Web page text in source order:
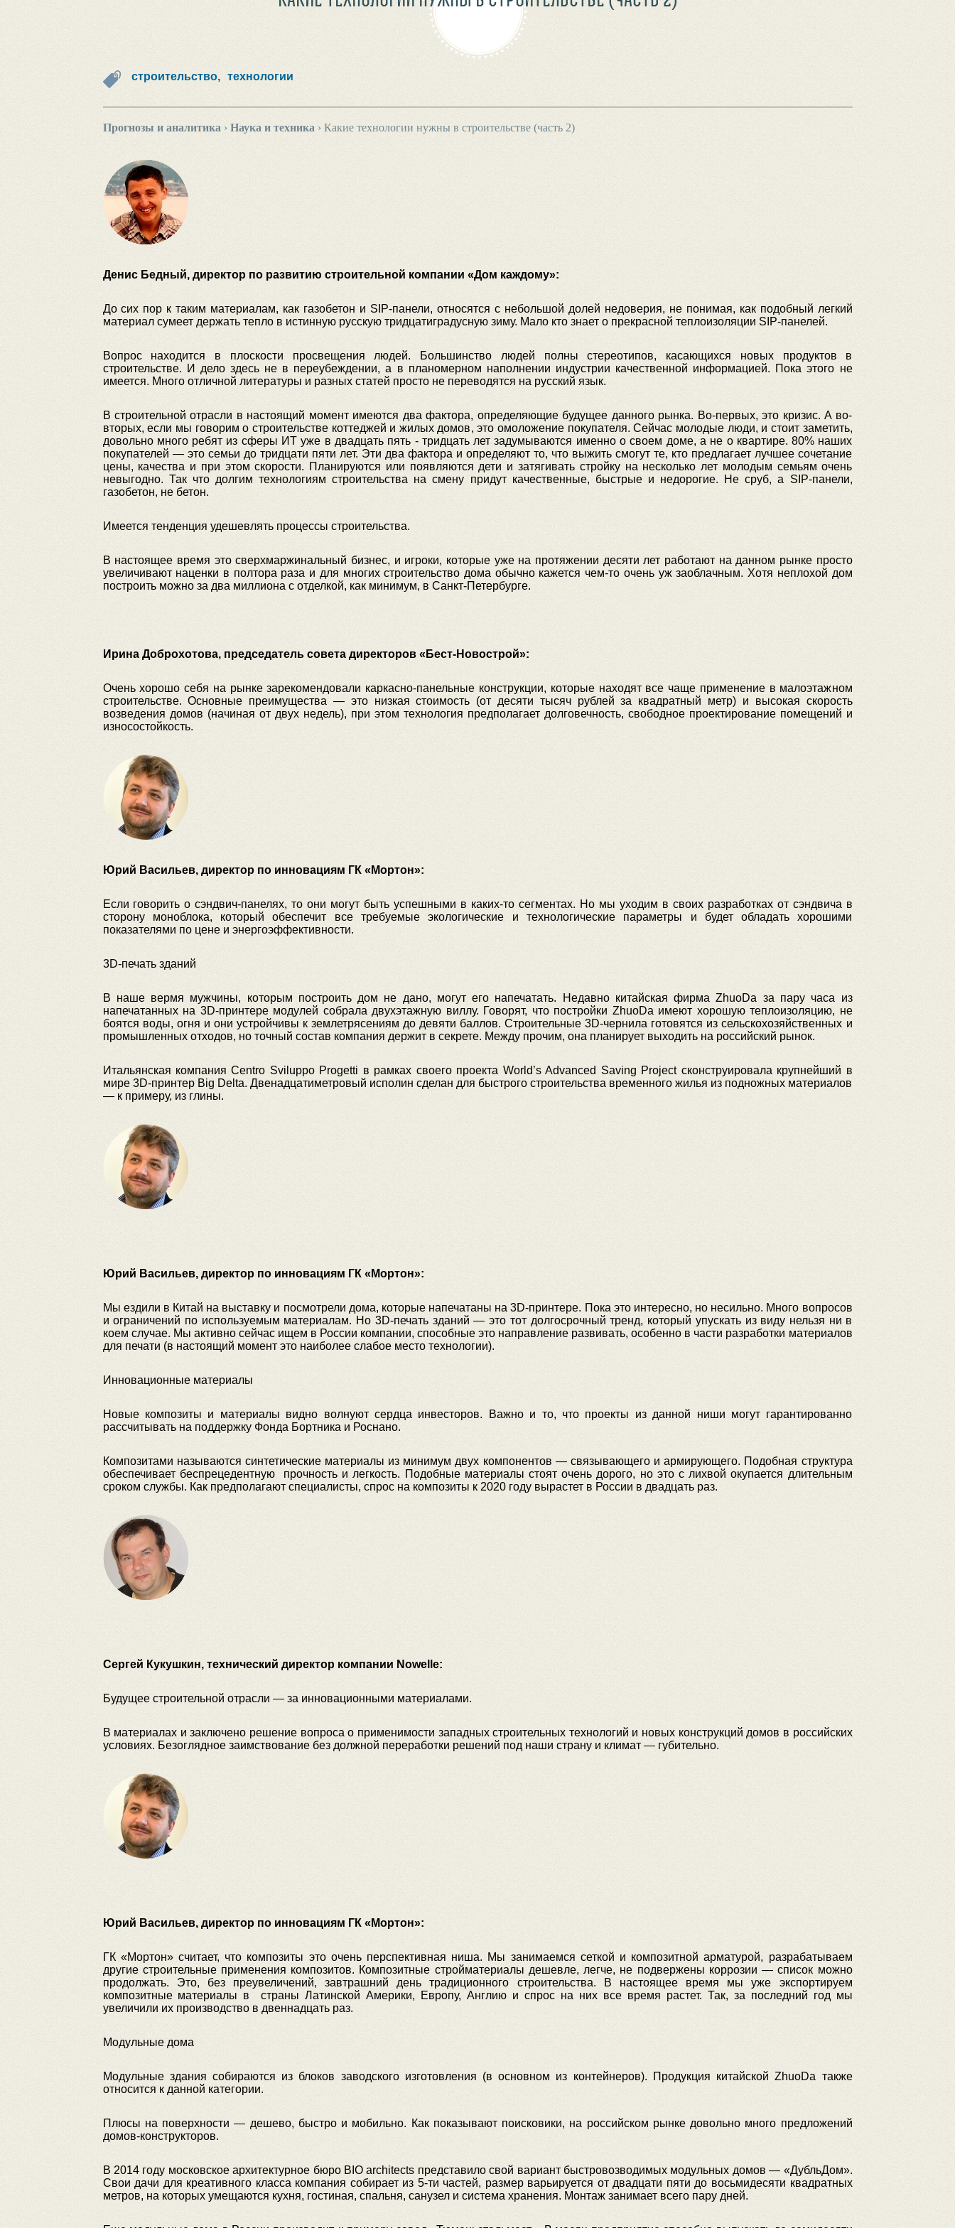
строительство, технологии
Прогнозы и аналитика › Наука и техника › Какие технологии нужны в строительстве (часть 2)
Денис Бедный, директор по развитию строительной компании «Дом каждому»:
До сих пор к таким материалам, как газобетон и SIP-панели, относятся с небольшой долей недоверия, не понимая, как подобный легкий
материал сумеет держать тепло в истинную русскую тридцатиградусную зиму. Мало кто знает о прекрасной теплоизоляции SIP-панелей.
Вопрос находится в плоскости просвещения людей. Большинство людей полны стереотипов, касающихся новых продуктов в
строительстве. И дело здесь не в переубеждении, а в планомерном наполнении индустрии качественной информацией. Пока этого не
имеется. Много отличной литературы и разных статей просто не переводятся на русский язык.
В строительной отрасли в настоящий момент имеются два фактора, определяющие будущее данного рынка. Во-первых, это кризис. А во-
вторых, если мы говорим о строительстве коттеджей и жилых домов, это омоложение покупателя. Сейчас молодые люди, и стоит заметить,
довольно много ребят из сферы ИТ уже в двадцать пять - тридцать лет задумываются именно о своем доме, а не о квартире. 80% наших
покупателей — это семьи до тридцати пяти лет. Эти два фактора и определяют то, что выжить смогут те, кто предлагает лучшее сочетание
цены, качества и при этом скорости. Планируются или появляются дети и затягивать стройку на несколько лет молодым семьям очень
невыгодно. Так что долгим технологиям строительства на смену придут качественные, быстрые и недорогие. Не сруб, а SIP-панели,
газобетон, не бетон.
Имеется тенденция удешевлять процессы строительства.
В настоящее время это сверхмаржинальный бизнес, и игроки, которые уже на протяжении десяти лет работают на данном рынке просто
увеличивают наценки в полтора раза и для многих строительство дома обычно кажется чем-то очень уж заоблачным. Хотя неплохой дом
построить можно за два миллиона с отделкой, как минимум, в Санкт-Петербурге.
Ирина Доброхотова, председатель совета директоров «Бест-Новострой»:
Очень хорошо себя на рынке зарекомендовали каркасно-панельные конструкции, которые находят все чаще применение в малоэтажном
строительстве. Основные преимущества — это низкая стоимость (от десяти тысяч рублей за квадратный метр) и высокая скорость
возведения домов (начиная от двух недель), при этом технология предполагает долговечность, свободное проектирование помещений и
износостойкость.
Юрий Васильев, директор по инновациям ГК «Мортон»:
Если говорить о сэндвич-панелях, то они могут быть успешными в каких-то сегментах. Но мы уходим в своих разработках от сэндвича в
сторону моноблока, который обеспечит все требуемые экологические и технологические параметры и будет обладать хорошими
показателями по цене и энергоэффективности.
3D-печать зданий
В наше вермя мужчины, которым построить дом не дано, могут его напечатать. Недавно китайская фирма ZhuoDa за пару часа из
напечатанных на 3D-принтере модулей собрала двухэтажную виллу. Говорят, что постройки ZhuoDa имеют хорошую теплоизоляцию, не
боятся воды, огня и они устройчивы к землетрясениям до девяти баллов. Строительные 3D-чернила готовятся из сельскохозяйственных и
промышленных отходов, но точный состав компания держит в секрете. Между прочим, она планирует выходить на российский рынок.
Итальянская компания Centro Sviluppo Progetti в рамках своего проекта World’s Advanced Saving Project сконструировала крупнейший в
мире 3D-принтер Big Delta. Двенадцатиметровый исполин сделан для быстрого строительства временного жилья из подножных материалов
— к примеру, из глины.
Юрий Васильев, директор по инновациям ГК «Мортон»:
Мы ездили в Китай на выставку и посмотрели дома, которые напечатаны на 3D-принтере. Пока это интересно, но несильно. Много вопросов
и ограничений по используемым материалам. Но 3D-печать зданий — это тот долгосрочный тренд, который упускать из виду нельзя ни в
коем случае. Мы активно сейчас ищем в России компании, способные это направление развивать, особенно в части разработки материалов
для печати (в настоящий момент это наиболее слабое место технологии).
Инновационные материалы
Новые композиты и материалы видно волнуют сердца инвесторов. Важно и то, что проекты из данной ниши могут гарантированно
рассчитывать на поддержку Фонда Бортника и Роснано.
Композитами называются синтетические материалы из минимум двух компонентов — связывающего и армирующего. Подобная структура
обеспечивает беспрецедентную прочность и легкость. Подобные материалы стоят очень дорого, но это с лихвой окупается длительным
сроком службы. Как предполагают специалисты, спрос на композиты к 2020 году вырастет в России в двадцать раз.
Сергей Кукушкин, технический директор компании Nowelle:
Будущее строительной отрасли — за инновационными материалами.
В материалах и заключено решение вопроса о применимости западных строительных технологий и новых конструкций домов в российских
условиях. Безоглядное заимствование без должной переработки решений под наши страну и климат — губительно.
Юрий Васильев, директор по инновациям ГК «Мортон»:
ГК «Мортон» считает, что композиты это очень перспективная ниша. Мы занимаемся сеткой и композитной арматурой, разрабатываем
другие строительные применения композитов. Композитные стройматериалы дешевле, легче, не подвержены коррозии — список можно
продолжать. Это, без преувеличений, завтрашний день традиционного строительства. В настоящее время мы уже экспортируем
композитные материалы в страны Латинской Америки, Европу, Англию и спрос на них все время растет. Так, за последний год мы
увеличили их производство в двеннадцать раз.
Модульные дома
Модульные здания собираются из блоков заводского изготовления (в основном из контейнеров). Продукция китайской ZhuoDa также
относится к данной категории.
Плюсы на поверхности — дешево, быстро и мобильно. Как показывают поисковики, на российском рынке довольно много предложений
домов-конструкторов.
В 2014 году московское архитектурное бюро BIO architects представило свой вариант быстровозводимых модульных домов — «ДубльДом».
Свои дачи для креативного класса компания собирает из 5-ти частей, размер варьируется от двадцати пяти до восьмидесяти квадратных
метров, на которых умещаются кухня, гостиная, спальня, санузел и система хранения. Монтаж занимает всего пару дней.